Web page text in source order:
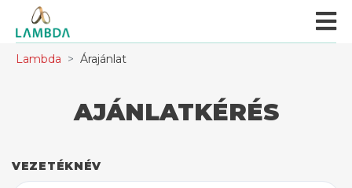
Lambda Árajánlat
AJÁNLATKÉRÉS
VEZETÉKNÉV